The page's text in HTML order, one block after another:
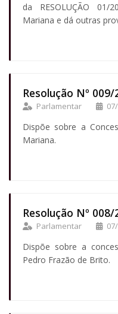
da RESOLUÇÃO
Mariana e dá outras
Resolução Nº 009/
Parlamentar
Dispõe sobre a
Mariana.
Resolução Nº 008/
Parlamentar
Dispõe sobre a
Pedro Frazão de Brito.